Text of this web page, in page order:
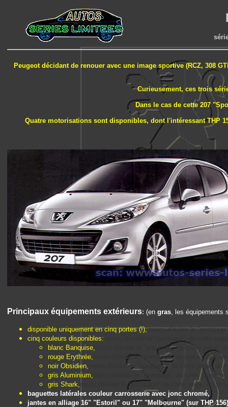
Peugeot décidant de renouer avec une image sportive (RCZ, 308
Curieusement, ces trois
Dans le cas de cette 207
Quatre motorisations sont disponibles, dont l'intéressant THP
Principaux équipements extérieurs: (en gras, les équipements
disponible uniquement en cinq portes (!),merci d'éviter le
cinq couleurs disponibles:
blanc Banquise, merci d'éviter le "pompage" de cette page,
rouge Erythrée, merci d'éviter le "pompage" de cette page,
noir Obsidien, merci d'éviter le "pompage" de cette page,
gris Aluminium, merci d'éviter le "pompage" de cette page,
gris Shark,merci d'éviter le "pompage" de cette page, un
baguettes latérales couleur carrosserie avec jonc chromé,
jantes en alliage 16" "Estoril" ou 17" "Melbourne" (sur THP